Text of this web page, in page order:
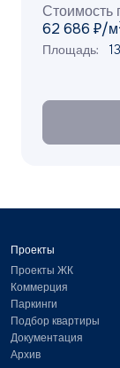
Стоимость
62 686 ₽/м
Площадь:
Проекты
Проекты ЖК
Коммерция
Паркинги
Подбор квартиры
Документация
Архив